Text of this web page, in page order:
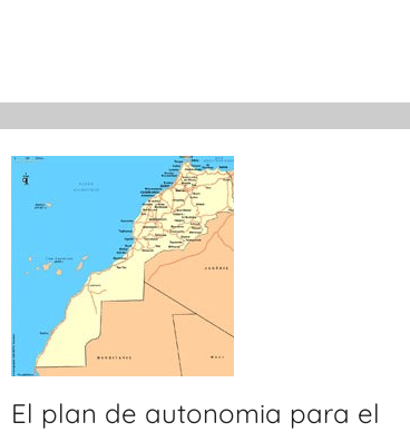
i
e
El plan de autonomia para el